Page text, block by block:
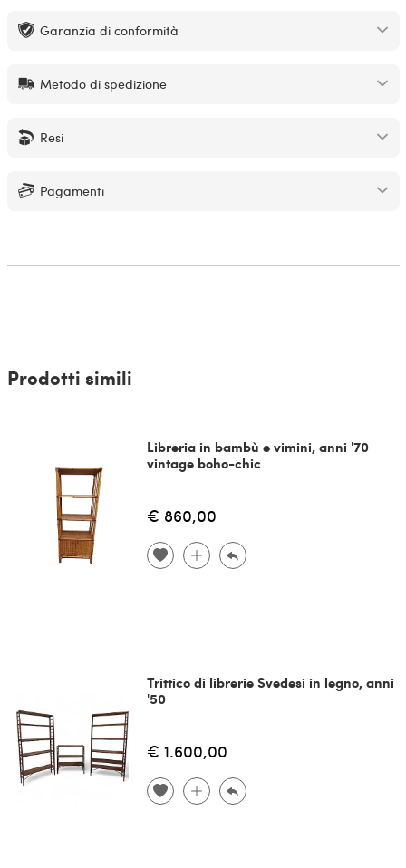
Garanzia di conformità
Metodo di spedizione
Resi
Pagamenti
Prodotti simili
Libreria in bambù e vimini, anni '70
vintage boho-chic
€ 860,00
Trittico di librerie Svedesi in legno, anni
'50
€ 1.600,00